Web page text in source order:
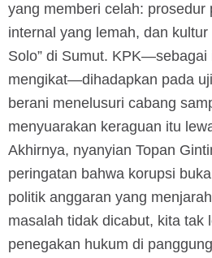
yang memberi celah:
internal yang lemah, dan
Solo” di Sumut.
mengikat—dihadapkan pada
berani menelusuri cabang
menyuarakan keraguan itu
Akhirnya, nyanyian Topan
peringatan bahwa korupsi
politik anggaran yang
masalah tidak dicabut, kita tak
penegakan hukum di